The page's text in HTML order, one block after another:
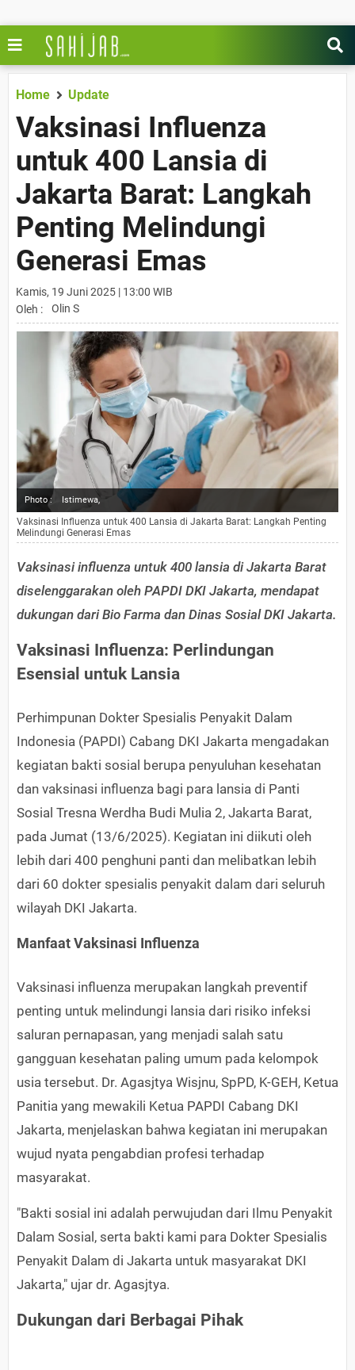
Home Update
Vaksinasi Influenza
untuk 400 Lansia di
Jakarta Barat: Langkah
Penting Melindungi
Generasi Emas
Kamis, 19 Juni 2025 | 13:00 WIB
Oleh :
Olin S
Photo : Istimewa,
Vaksinasi Influenza untuk 400 Lansia di Jakarta Barat: Langkah Penting
Melindungi Generasi Emas
Vaksinasi influenza untuk 400 lansia di Jakarta Barat
diselenggarakan oleh PAPDI DKI Jakarta, mendapat
dukungan dari Bio Farma dan Dinas Sosial DKI Jakarta.
Vaksinasi Influenza: Perlindungan
Esensial untuk Lansia
Perhimpunan Dokter Spesialis Penyakit Dalam
Indonesia (PAPDI) Cabang DKI Jakarta mengadakan
kegiatan bakti sosial berupa penyuluhan kesehatan
dan vaksinasi influenza bagi para lansia di Panti
Sosial Tresna Werdha Budi Mulia 2, Jakarta Barat,
pada Jumat (13/6/2025). Kegiatan ini diikuti oleh
lebih dari 400 penghuni panti dan melibatkan lebih
dari 60 dokter spesialis penyakit dalam dari seluruh
wilayah DKI Jakarta.
Manfaat Vaksinasi Influenza
Vaksinasi influenza merupakan langkah preventif
penting untuk melindungi lansia dari risiko infeksi
saluran pernapasan, yang menjadi salah satu
gangguan kesehatan paling umum pada kelompok
usia tersebut. Dr. Agasjtya Wisjnu, SpPD, K-GEH, Ketua
Panitia yang mewakili Ketua PAPDI Cabang DKI
Jakarta, menjelaskan bahwa kegiatan ini merupakan
wujud nyata pengabdian profesi terhadap
masyarakat.
"Bakti sosial ini adalah perwujudan dari Ilmu Penyakit
Dalam Sosial, serta bakti kami para Dokter Spesialis
Penyakit Dalam di Jakarta untuk masyarakat DKI
Jakarta," ujar dr. Agasjtya.
Dukungan dari Berbagai Pihak